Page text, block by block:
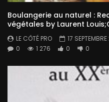
Boulangerie au naturel :
végétales by Laurent
LE CÔTÉ PRO
17
0
1 276 0 0